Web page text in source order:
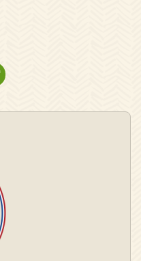
OP PINTEREST
OP YOUTUBE
OP TIKTOK